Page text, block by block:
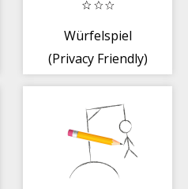
Würfelspiel
(Privacy Friendly)